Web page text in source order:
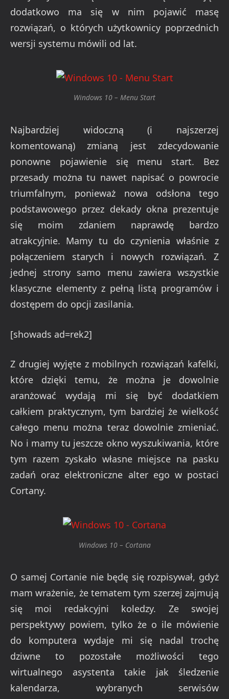
dodatkowo ma się w nim pojawić masę
rozwiązań, o których użytkownicy poprzednich
wersji systemu mówili od lat.
Windows 10 – Menu Start
Najbardziej widoczną (i najszerzej
komentowaną) zmianą jest zdecydowanie
ponowne pojawienie się menu start. Bez
przesady można tu nawet napisać o powrocie
triumfalnym, ponieważ nowa odsłona tego
podstawowego przez dekady okna prezentuje
się moim zdaniem naprawdę bardzo
atrakcyjnie. Mamy tu do czynienia właśnie z
połączeniem starych i nowych rozwiązań. Z
jednej strony samo menu zawiera wszystkie
klasyczne elementy z pełną listą programów i
dostępem do opcji zasilania.
[showads ad=rek2]
Z drugiej wyjęte z mobilnych rozwiązań kafelki,
które dzięki temu, że można je dowolnie
aranżować wydają mi się być dodatkiem
całkiem praktycznym, tym bardziej że wielkość
całego menu można teraz dowolnie zmieniać.
No i mamy tu jeszcze okno wyszukiwania, które
tym razem zyskało własne miejsce na pasku
zadań oraz elektroniczne alter ego w postaci
Cortany.
Windows 10 – Cortana
O samej Cortanie nie będę się rozpisywał, gdyż
mam wrażenie, że tematem tym szerzej zajmują
się moi redakcyjni koledzy. Ze swojej
perspektywy powiem, tylko że o ile mówienie
do komputera wydaje mi się nadal trochę
dziwne to pozostałe możliwości tego
wirtualnego asystenta takie jak śledzenie
kalendarza, wybranych serwisów